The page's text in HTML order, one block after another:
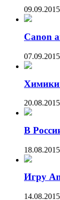
09.09.2015
Canon
07.09.2015
Химики
20.08.2015
В
18.08.2015
Игру
14.08.2015